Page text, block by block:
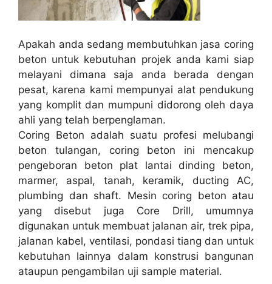
Apakah anda sedang membutuhkan jasa coring
beton untuk kebutuhan projek anda kami siap
melayani dimana saja anda berada dengan
pesat, karena kami mempunyai alat pendukung
yang komplit dan mumpuni didorong oleh daya
ahli yang telah berpenglaman.
Coring Beton adalah suatu profesi melubangi
beton tulangan, coring beton ini mencakup
pengeboran beton plat lantai dinding beton,
marmer, aspal, tanah, keramik, ducting AC,
plumbing dan shaft. Mesin coring beton atau
yang disebut juga Core Drill, umumnya
digunakan untuk membuat jalanan air, trek pipa,
jalanan kabel, ventilasi, pondasi tiang dan untuk
kebutuhan lainnya dalam konstrusi bangunan
ataupun pengambilan uji sample material.